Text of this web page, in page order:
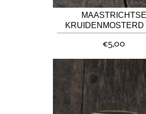
MAASTRICHTSE
KRUIDENMOSTERD
ADRIAAN DE
€5,00